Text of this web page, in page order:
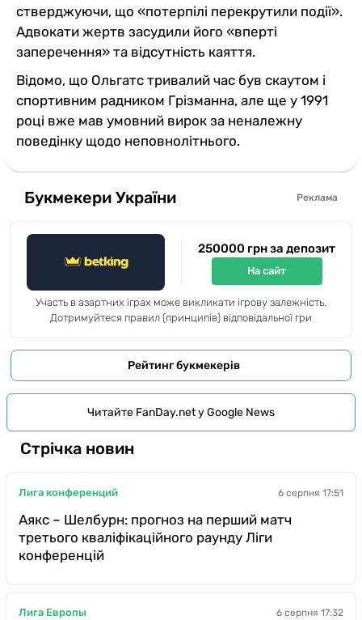
стверджуючи, що «потерпілі перекрутили події».
Адвокати жертв засудили його «вперті
заперечення» та відсутність каяття.
Відомо, що Ольгатс тривалий час був скаутом і
спортивним радником Грізманна, але ще у 1991
році вже мав умовний вирок за неналежну
поведінку щодо неповнолітнього.
Букмекери України Реклама
250000 грн за депозит
На сайт
Участь в азартних іграх може викликати ігрову залежність.
Дотримуйтеся правил (принципів) відповідальної гри
Рейтинг букмекерів
Читайте FanDay.net у Google News
Стрічка новин
Лига конференций 6 серпня 17:51
Аякс – Шелбурн: прогноз на перший матч
третього кваліфікаційного раунду Ліги
конференцій
Лига Европы 6 серпня 17:32